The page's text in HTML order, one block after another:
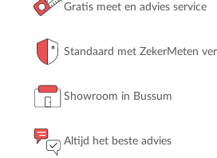
Gratis meet en advies service
Standaard met ZekerMeten
Showroom in Bussum
Altijd het beste advies